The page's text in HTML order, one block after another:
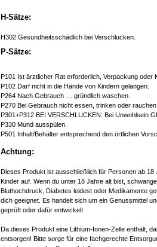
H-Sätze:
H302 Gesundheitsschädlich bei Verschlucken.
P-Sätze:
P101 Ist ärztlicher Rat erforderlich, Verpackung oder
P102 Darf nicht in die Hände von Kindern gelangen.
P264 Nach Gebrauch … gründlich waschen.
P270 Bei Gebrauch nicht essen, trinken oder rauchen.
P301+P312 BEI VERSCHLUCKEN: Bei Unwohlsein
P330 Mund ausspülen.
P501 Inhalt/Behälter entsprechend den örtlichen
Achtung:
Dieses Produkt ist ausschließlich für Personen ab
Kinder auf. Wenn du unter 18 Jahre alt bist,
Bluthochdruck, Diabetes leidest oder Medikamente
dich geeignet. Es handelt sich um ein Genussmittel
geprüft oder dafür entwickelt.
Da dieses Produkt eine Lithium-Ionen-Zelle enthält,
entsorgen! Bitte sorge für eine fachgerechte